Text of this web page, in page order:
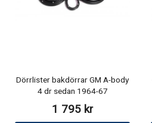
Dörrlister bakdörrar GM A-body
4 dr sedan 1964-67
1 795 kr